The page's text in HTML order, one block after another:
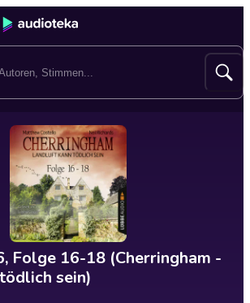
Folge 16-18 (Cherringham -
sein)